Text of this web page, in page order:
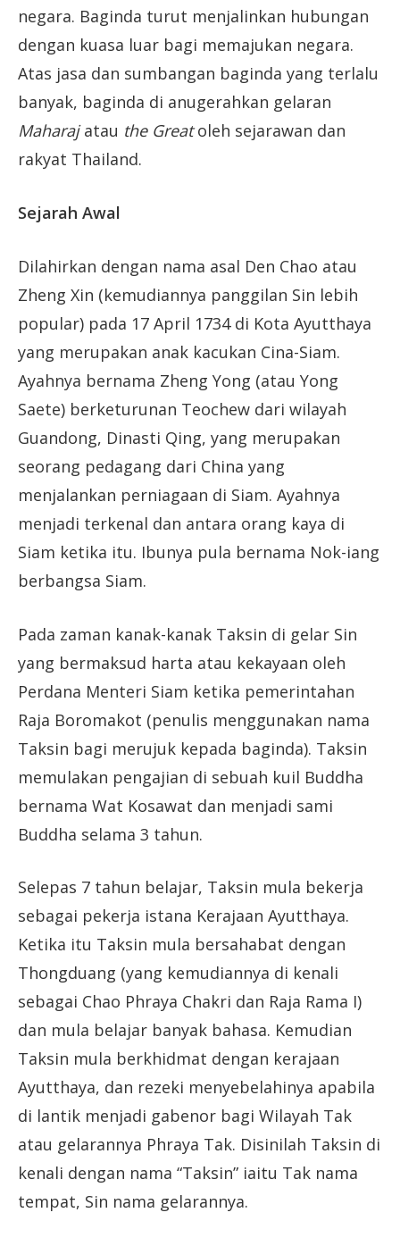
negara. Baginda turut menjalinkan hubungan
dengan kuasa luar bagi memajukan negara.
Atas jasa dan sumbangan baginda yang terlalu
banyak, baginda di anugerahkan gelaran
Maharajatau the Greatoleh sejarawan dan
rakyat Thailand.
Sejarah Awal
Dilahirkan dengan nama asal Den Chao atau
Zheng Xin (kemudiannya panggilan Sin lebih
popular) pada 17 April 1734 di Kota Ayutthaya
yang merupakan anak kacukan Cina-Siam.
Ayahnya bernama Zheng Yong (atau Yong
Saete) berketurunan Teochew dari wilayah
Guandong, Dinasti Qing, yang merupakan
seorang pedagang dari China yang
menjalankan perniagaan di Siam. Ayahnya
menjadi terkenal dan antara orang kaya di
Siam ketika itu. Ibunya pula bernama Nok-iang
berbangsa Siam.
Pada zaman kanak-kanak Taksin di gelar Sin
yang bermaksud harta atau kekayaan oleh
Perdana Menteri Siam ketika pemerintahan
Raja Boromakot (penulis menggunakan nama
Taksin bagi merujuk kepada baginda). Taksin
memulakan pengajian di sebuah kuil Buddha
bernama Wat Kosawat dan menjadi sami
Buddha selama 3 tahun.
Selepas 7 tahun belajar, Taksin mula bekerja
sebagai pekerja istana Kerajaan Ayutthaya.
Ketika itu Taksin mula bersahabat dengan
Thongduang (yang kemudiannya di kenali
sebagai Chao Phraya Chakri dan Raja Rama I)
dan mula belajar banyak bahasa. Kemudian
Taksin mula berkhidmat dengan kerajaan
Ayutthaya, dan rezeki menyebelahinya apabila
di lantik menjadi gabenor bagi Wilayah Tak
atau gelarannya Phraya Tak. Disinilah Taksin di
kenali dengan nama “Taksin” iaitu Tak nama
tempat, Sin nama gelarannya.